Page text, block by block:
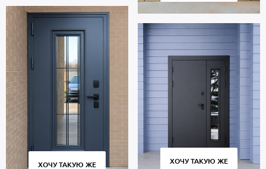
ХОЧУ ТАКУЮ ЖЕ ХОЧУ ТАКУЮ ЖЕ